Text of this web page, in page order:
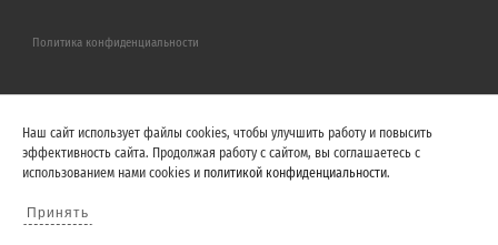
Политика конфиденциальности
Наш сайт использует файлы cookies, чтобы улучшить работу и повысить
эффективность сайта. Продолжая работу с сайтом, вы соглашаетесь с
использованием нами cookies и политикой конфиденциальности.
Принять